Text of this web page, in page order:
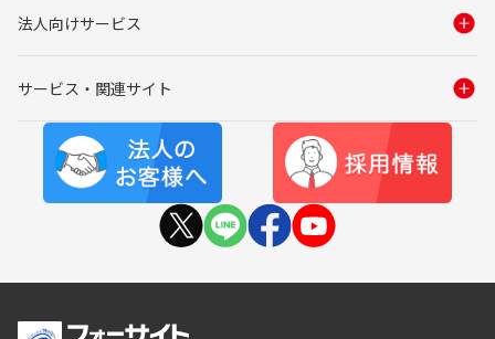
法人向けサービス
サービス・関連サイト